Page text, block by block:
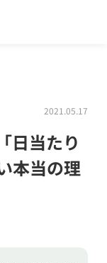
2021.05.17
日当たり
本当の理